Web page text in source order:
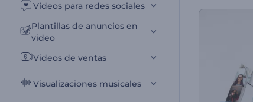
Videos para redes sociales
Plantillas de anuncios en
video
Videos de ventas
Visualizaciones musicales